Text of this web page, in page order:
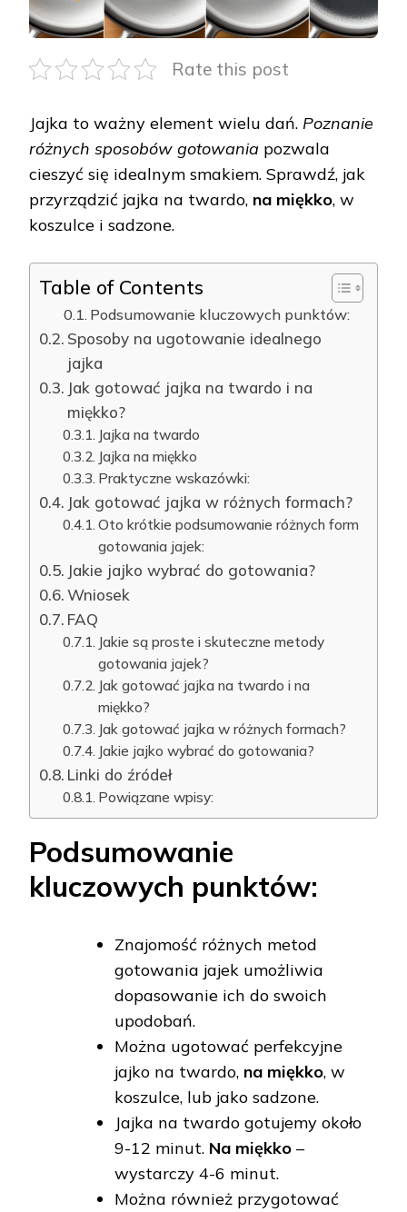
Rate this post
Jajka to ważny element wielu dań. Poznanie
różnych sposobów gotowania pozwala
cieszyć się idealnym smakiem. Sprawdź, jak
przyrządzić jajka na twardo, na miękko, w
koszulce i sadzone.
Table of Contents
Podsumowanie kluczowych punktów:
Sposoby na ugotowanie idealnego
jajka
Jak gotować jajka na twardo i na
miękko?
Jajka na twardo
Jajka na miękko
Praktyczne wskazówki:
Jak gotować jajka w różnych formach?
Oto krótkie podsumowanie różnych form
gotowania jajek:
Jakie jajko wybrać do gotowania?
Wniosek
FAQ
Jakie są proste i skuteczne metody
gotowania jajek?
Jak gotować jajka na twardo i na
miękko?
Jak gotować jajka w różnych formach?
Jakie jajko wybrać do gotowania?
Linki do źródeł
Powiązane wpisy:
Podsumowanie
kluczowych punktów:
Znajomość różnych metod
gotowania jajek umożliwia
dopasowanie ich do swoich
upodobań.
Można ugotować perfekcyjne
jajko na twardo, na miękko, w
koszulce, lub jako sadzone.
Jajka na twardo gotujemy około
9-12 minut. Na miękko –
wystarczy 4-6 minut.
Można również przygotować